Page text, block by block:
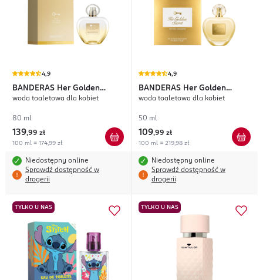
4,9
BANDERAS Her Golden
Secret
woda toaletowa dla kobiet
80 ml
139,99 zł
100 ml = 174,99 zł
Niedostępny online
Sprawdź dostępność w
drogerii
4,9
BANDERAS Her Golden
Secret
woda toaletowa dla kobiet
50 ml
109,99 zł
100 ml = 219,98 zł
Niedostępny online
Sprawdź dostępność w
drogerii
TYLKO U NAS TYLKO U NAS